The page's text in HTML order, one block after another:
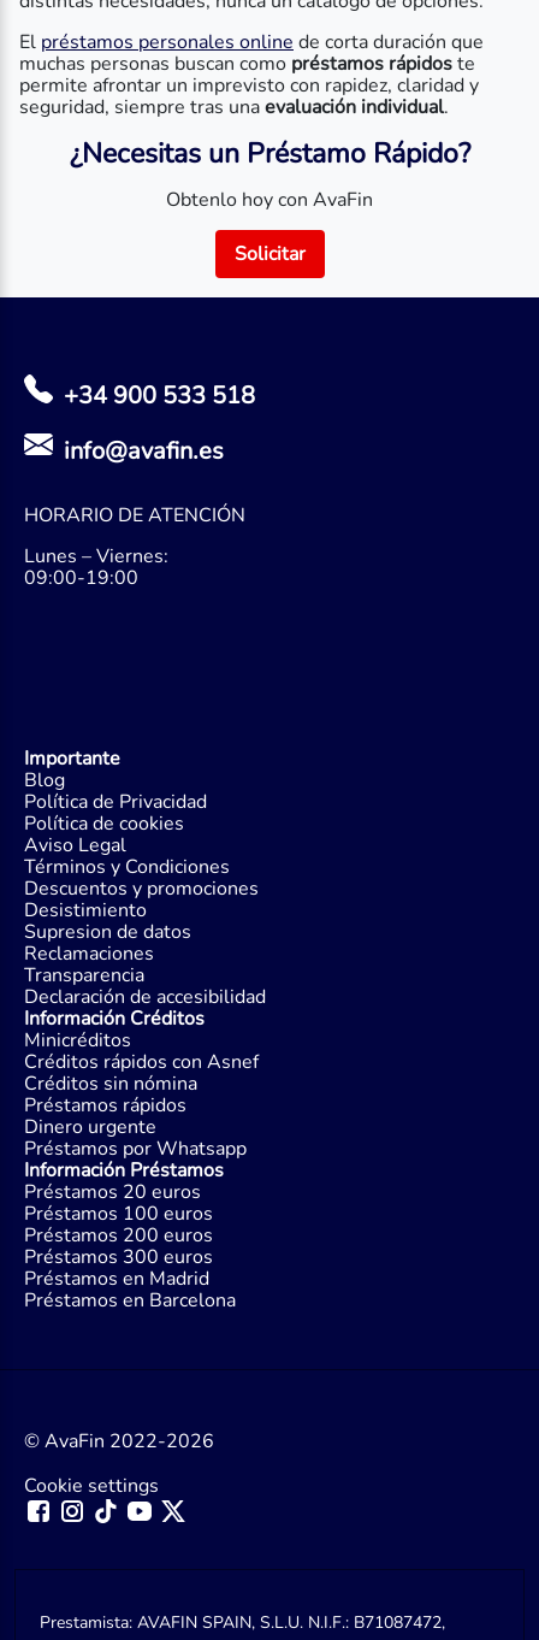
El préstamos personales online de corta duración que
muchas personas buscan como préstamos rápidoste
permite afrontar un imprevisto con rapidez, claridad y
seguridad, siempre tras unaevaluación individual.
¿Necesitas un Préstamo Rápido?
Obtenlo hoy con AvaFin
Solicitar
+34 900 533 518
info@avafin.es
HORARIO DE ATENCIÓN
Lunes – Viernes:
09:00-19:00
Importante
Blog
Política de Privacidad
Política de cookies
Aviso Legal
Términos y Condiciones
Descuentos y promociones
Desistimiento
Supresion de datos
Reclamaciones
Transparencia
Declaración de accesibilidad
Información Créditos
Minicréditos
Créditos rápidos con Asnef
Créditos sin nómina
Préstamos rápidos
Dinero urgente
Préstamos por Whatsapp
Información Préstamos
Préstamos 20 euros
Préstamos 100 euros
Préstamos 200 euros
Préstamos 300 euros
Préstamos en Madrid
Préstamos en Barcelona
© AvaFin 2022-2026
Cookie settings
Prestamista: AVAFIN SPAIN, S.L.U. N.I.F.: B71087472,